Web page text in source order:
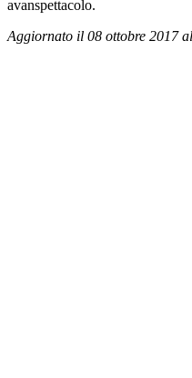
avanspettacolo.
Aggiornato il 08 ottobre 2017